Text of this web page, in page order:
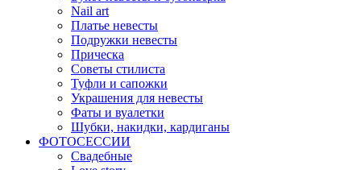
Nail art
Платье невесты
Подружки невесты
Прическа
Советы стилиста
Туфли и сапожки
Украшения для невесты
Фаты и вуалетки
Шубки, накидки, кардиганы
ФОТОСЕССИИ
Свадебные